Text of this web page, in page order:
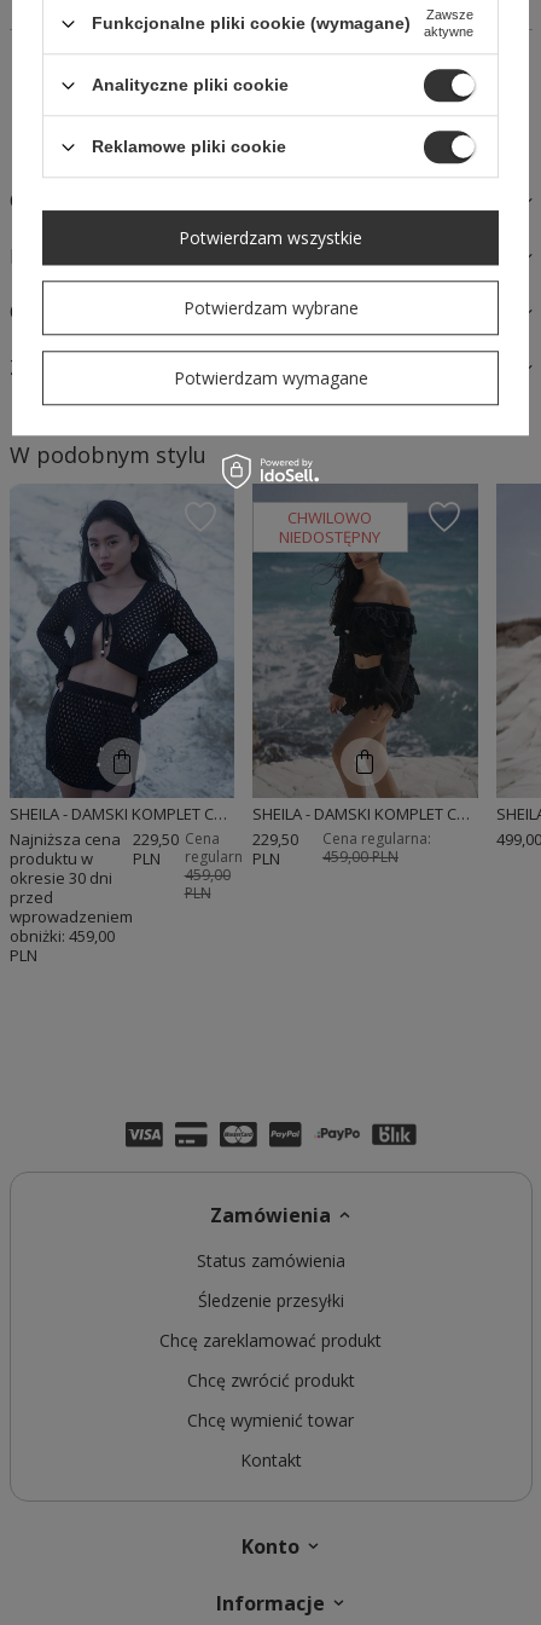
Kup Teraz, zapłać za 30 dni
OPIS
MATERIAŁY I PIELĘGNACJA
OPINIE
ZAPYTAJ O PRODUKT
W podobnym stylu
SHEILA - DAMSKI KOMPLET CZARNY AŻUROWY ZE SPÓDNICZKĄ TRANSPARENTNY BOHO 'CANSU'
Cena
regularna:
459,00
PLN
229,50
PLN
Najniższa cena
produktu w
okresie 30 dni
przed
wprowadzeniem
obniżki: 459,00
PLN
CHWILOWO
NIEDOSTĘPNY
SHEILA - DAMSKI KOMPLET CZARNY DWUCZĘŚCIOWY RĘCZNIE WYKONANY AŻUROWY BOHO 'POLO'
Cena regularna:
459,00 PLN
229,50
PLN
Zamówienia
Status zamówienia
Śledzenie przesyłki
Chcę zareklamować produkt
Chcę zwrócić produkt
Chcę wymienić towar
Kontakt
Konto
Informacje
Funkcjonalne pliki cookie (wymagane)
Zawsze
aktywne
Analityczne pliki cookie
Reklamowe pliki cookie
Potwierdzam wybrane
Potwierdzam wymagane
Potwierdzam wszystkie